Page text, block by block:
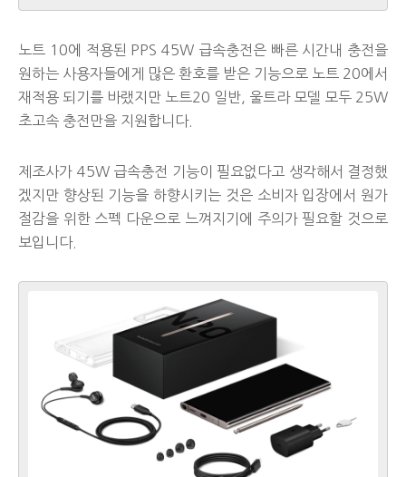
노트 10에 적용된 PPS 45W 급속충전은 빠른 시간내 충전을
원하는 사용자들에게 많은 환호를 받은 기능으로 노트 20에서
재적용 되기를 바랬지만 노트20 일반, 울트라 모델 모두 25W
초고속 충전만을 지원합니다.
제조사가 45W 급속충전 기능이 필요없다고 생각해서 결정했
겠지만 향상된 기능을 하향시키는 것은 소비자 입장에서 원가
절감을 위한 스펙 다운으로 느껴지기에 주의가 필요할 것으로
보입니다.